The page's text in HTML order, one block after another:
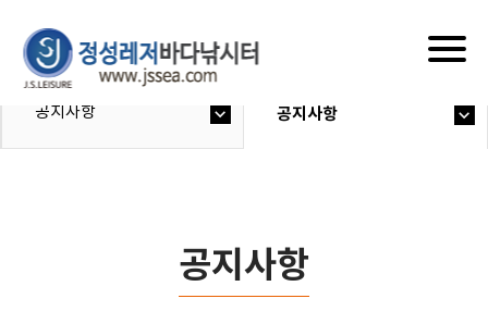
공지사항 공지사항
공지사항